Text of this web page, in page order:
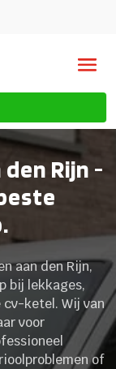
Rijn -
aan den Rijn,
bij lekkages,
ketel. Wij van
voor
of